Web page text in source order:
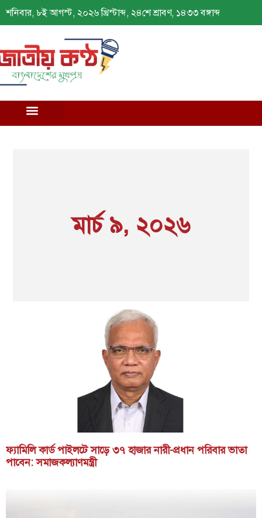
শনিবার, ৮ই আগস্ট, ২০২৬ খ্রিস্টাব্দ, ২৪শে শ্রাবণ, ১৪৩৩ বঙ্গাব্দ
মার্চ ৯, ২০২৬
ফ্যামিলি কার্ড পাইলটে সাড়ে ৩৭ হাজার নারী-প্রধান পরিবার ভাতা
পাবেন: সমাজকল্যাণমন্ত্রী